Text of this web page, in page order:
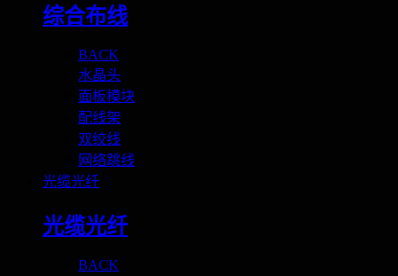
综合布线
BACK
水晶头
面板模块
配线架
双绞线
网络跳线
光缆光纤
光缆光纤
BACK